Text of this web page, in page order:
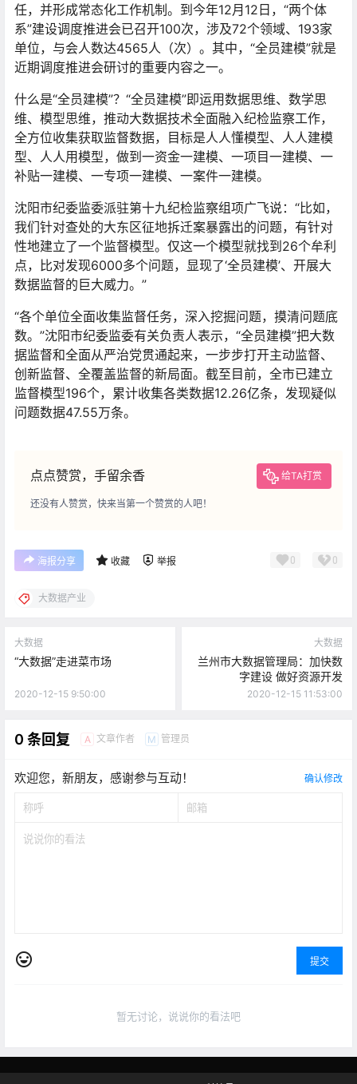
任，并形成常态化工作机制。到今年12月12日，“两个体
系”建设调度推进会已召开100次，涉及72个领域、193家
单位，与会人数达4565人（次）。其中，“全员建模”就是
近期调度推进会研讨的重要内容之一。
什么是“全员建模”？“全员建模”即运用数据思维、数学思
维、模型思维，推动大数据技术全面融入纪检监察工作，
全方位收集获取监督数据，目标是人人懂模型、人人建模
型、人人用模型，做到一资金一建模、一项目一建模、一
补贴一建模、一专项一建模、一案件一建模。
沈阳市纪委监委派驻第十九纪检监察组项广飞说：“比如，
我们针对查处的大东区征地拆迁案暴露出的问题，有针对
性地建立了一个监督模型。仅这一个模型就找到26个牟利
点，比对发现6000多个问题，显现了‘全员建模’、开展大
数据监督的巨大威力。”
“各个单位全面收集监督任务，深入挖掘问题，摸清问题底
数。”沈阳市纪委监委有关负责人表示，“全员建模”把大数
据监督和全面从严治党贯通起来，一步步打开主动监督、
创新监督、全覆盖监督的新局面。截至目前，全市已建立
监督模型196个，累计收集各类数据12.26亿条，发现疑似
问题数据47.55万条。
点点赞赏，手留余香 给TA打赏
还没有人赞赏，快来当第一个赞赏的人吧！
海报分享 收藏 举报 0 0
大数据产业
大数据
“大数据”走进菜市场
2020-12-15 9:50:00
大数据
兰州市大数据管理局：加快数
字建设 做好资源开发
2020-12-15 11:53:00
0 条回复 A 文章作者 M 管理员
欢迎您，新朋友，感谢参与互动！ 确认修改
提交
暂无讨论，说说你的看法吧